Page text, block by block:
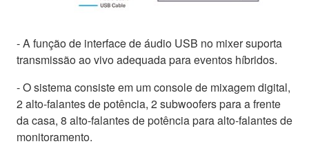
- A função de interface de áudio USB no mixer suporta
transmissão ao vivo adequada para eventos híbridos.
- O sistema consiste em um console de mixagem digital,
2 alto-falantes de potência, 2 subwoofers para a frente
da casa, 8 alto-falantes de potência para alto-falantes de
monitoramento.